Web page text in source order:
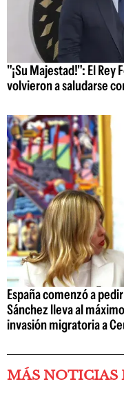
"¡Su Majestad!": El Rey
volvieron a saludarse
España comenzó a
Sánchez lleva al
invasión migratoria a
MÁS NOTICIAS